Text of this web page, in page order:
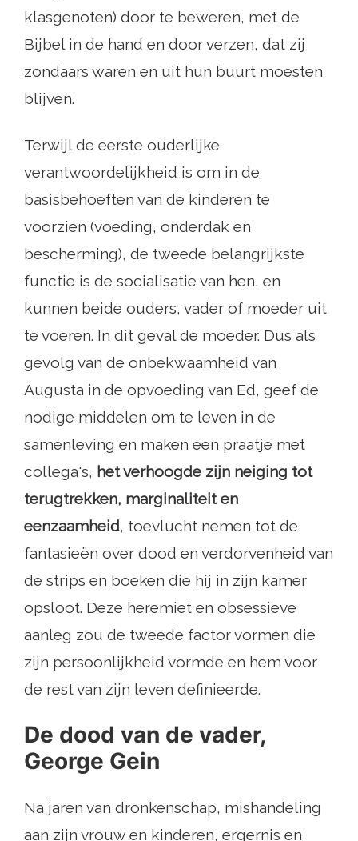
klasgenoten) door te beweren, met de
Bijbel in de hand en door verzen, dat zij
zondaars waren en uit hun buurt moesten
blijven.
Terwijl de eerste ouderlijke
verantwoordelijkheid is om in de
basisbehoeften van de kinderen te
voorzien (voeding, onderdak en
bescherming), de tweede belangrijkste
functie is de socialisatie van hen, en
kunnen beide ouders, vader of moeder uit
te voeren. In dit geval de moeder. Dus als
gevolg van de onbekwaamheid van
Augusta in de opvoeding van Ed, geef de
nodige middelen om te leven in de
samenleving en maken een praatje met
collega's, het verhoogde zijn neiging tot
terugtrekken, marginaliteit en
eenzaamheid, toevlucht nemen tot de
fantasieën over dood en verdorvenheid van
de strips en boeken die hij in zijn kamer
opsloot. Deze heremiet en obsessieve
aanleg zou de tweede factor vormen die
zijn persoonlijkheid vormde en hem voor
de rest van zijn leven definieerde.
De dood van de vader,
George Gein
Na jaren van dronkenschap, mishandeling
aan zijn vrouw en kinderen, ergernis en